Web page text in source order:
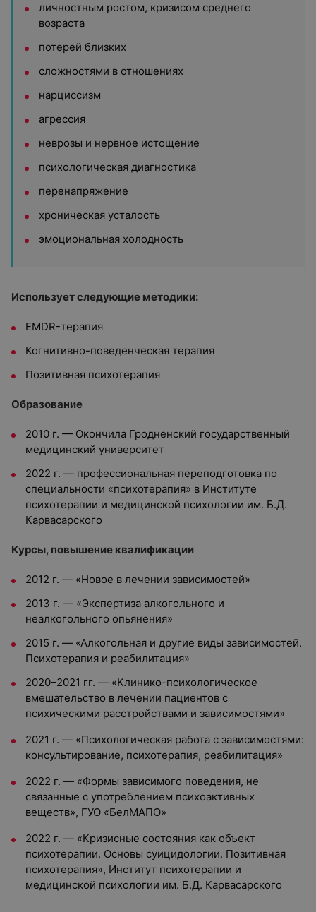
личностным ростом, кризисом среднего
возраста
потерей близких
сложностями в отношениях
нарциссизм
агрессия
неврозы и нервное истощение
психологическая диагностика
перенапряжение
хроническая усталость
эмоциональная холодность
Использует следующие методики:
EMDR-терапия
Когнитивно-поведенческая терапия
Позитивная психотерапия
Образование
2010 г. — Окончила Гродненский государственный
медицинский университет
2022 г. — профессиональная переподготовка по
специальности «психотерапия» в Институте
психотерапии и медицинской психологии им. Б.Д.
Карвасарского
Курсы, повышение квалификации
2012 г. — «Новое в лечении зависимостей»
2013 г. — «Экспертиза алкогольного и
неалкогольного опьянения»
2015 г. — «Алкогольная и другие виды зависимостей.
Психотерапия и реабилитация»
2020–2021 гг. — «Клинико-психологическое
вмешательство в лечении пациентов с
психическими расстройствами и зависимостями»
2021 г. — «Психологическая работа с зависимостями:
консультирование, психотерапия, реабилитация»
2022 г. — «Формы зависимого поведения, не
связанные с употреблением психоактивных
веществ», ГУО «БелМАПО»
2022 г. — «Кризисные состояния как объект
психотерапии. Основы суицидологии. Позитивная
психотерапия», Институт психотерапии и
медицинской психологии им. Б.Д. Карвасарского